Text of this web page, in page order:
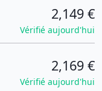
2,149 €
Vérifié aujourd'hui
2,169 €
Vérifié aujourd'hui